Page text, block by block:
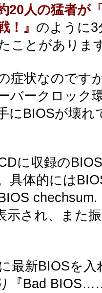
20人の猛者が
！』 のように3
ことがありま
症状なのです
バークロック
にBIOSが壊
に収録の
具体的には
され、また
最新BIOSを
『Bad